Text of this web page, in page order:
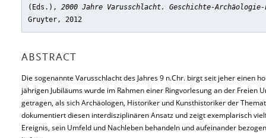
(Eds.), 2000 Jahre Varusschlacht. Geschichte-Archäologie-
Gruyter, 2012
ABSTRACT
Die sogenannte Varusschlacht des Jahres 9 n.Chr. birgt seit jeher einen
jährigen Jubiläums wurde im Rahmen einer Ringvorlesung an der Freien
getragen, als sich Archäologen, Historiker und Kunsthistoriker der
dokumentiert diesen interdisziplinären Ansatz und zeigt exemplarisch
Ereignis, sein Umfeld und Nachleben behandeln und aufeinander